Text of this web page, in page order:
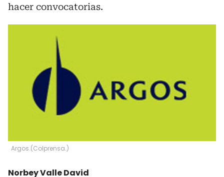
hacer convocatorias.
Argos.(Colprensa.)
Norbey Valle David